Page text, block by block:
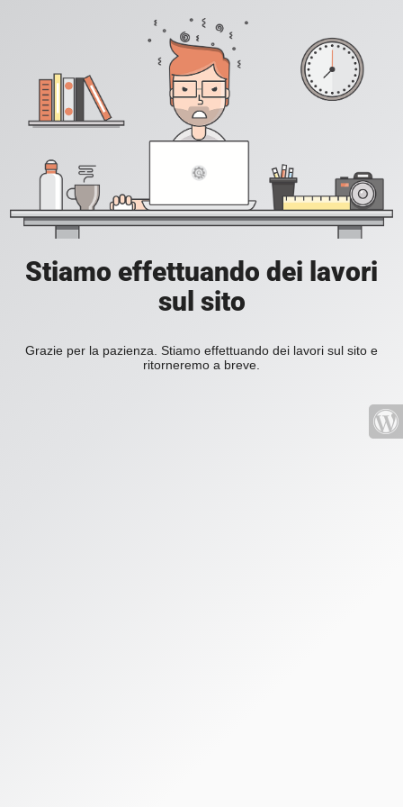
Stiamo effettuando dei lavori
sul sito
Grazie per la pazienza. Stiamo effettuando dei lavori sul sito e
ritorneremo a breve.